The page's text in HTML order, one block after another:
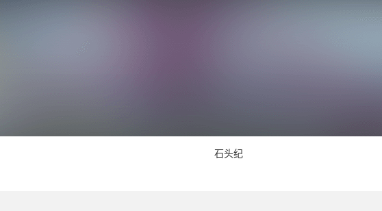
石头纪